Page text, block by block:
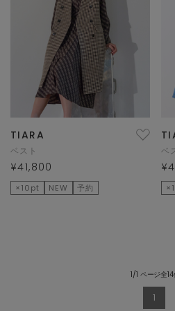
TIARA
ベスト
¥41,800
×10pt NEW 予約
ベ
1/1 ページ全
1